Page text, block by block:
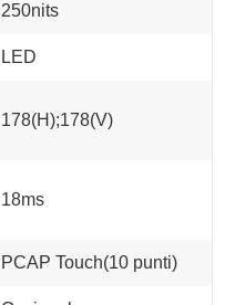
250nits
LED
178(H);178(V)
18ms
PCAP Touch(10 punti)